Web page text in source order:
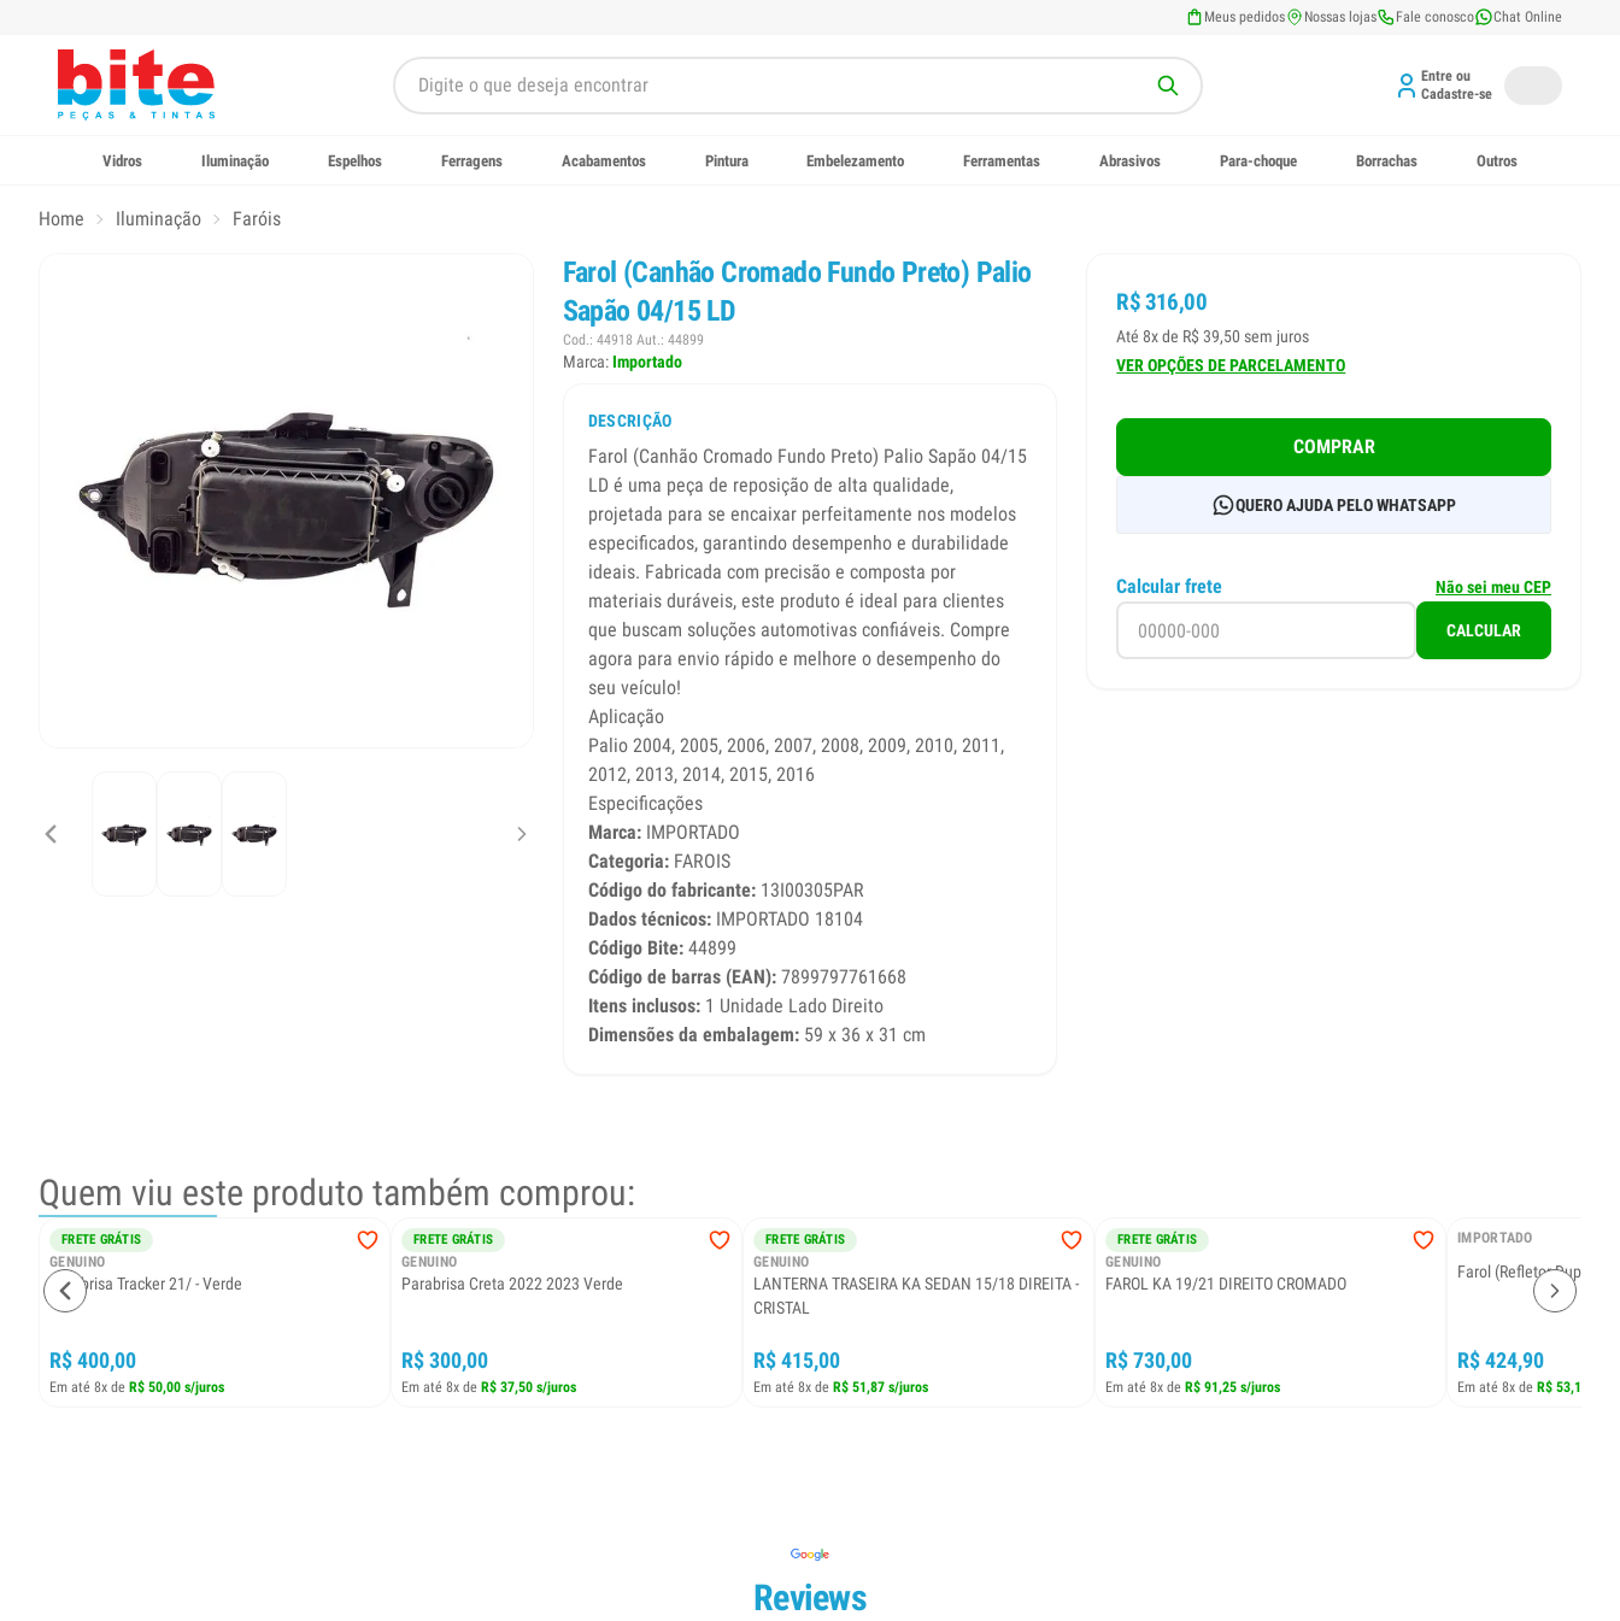
Meus pedidos Nossas lojas Fale conosco Chat Online
Entre ou
Cadastre-se
Vidros Iluminação Espelhos Ferragens Acabamentos Pintura Embelezamento Ferramentas Abrasivos Para-choque Borrachas Outros
Home Iluminação Faróis
Farol (Canhão Cromado Fundo Preto) Palio
Sapão 04/15 LD
Cod.: 44918 Aut.: 44899
Marca:Importado
DESCRIÇÃO
Farol (Canhão Cromado Fundo Preto) Palio Sapão 04/15
LD é uma peça de reposição de alta qualidade,
projetada para se encaixar perfeitamente nos modelos
especificados, garantindo desempenho e durabilidade
ideais. Fabricada com precisão e composta por
materiais duráveis, este produto é ideal para clientes
que buscam soluções automotivas confiáveis. Compre
agora para envio rápido e melhore o desempenho do
seu veículo!
Aplicação
Palio 2004, 2005, 2006, 2007, 2008, 2009, 2010, 2011,
2012, 2013, 2014, 2015, 2016
Especificações
Marca:IMPORTADO
Categoria:FAROIS
Código do fabricante:13I00305PAR
Dados técnicos:IMPORTADO 18104
Código Bite:44899
Código de barras (EAN):7899797761668
Itens inclusos:1 Unidade Lado Direito
Dimensões da embalagem:59 x 36 x 31 cm
R$ 316,00
Até 8x de R$ 39,50 sem juros
VER OPÇÕES DE PARCELAMENTO
COMPRAR
QUERO AJUDA PELO WHATSAPP
Calcular frete Não sei meu CEP
CALCULAR
Quem viu este produto também comprou:
FRETE GRÁTIS
GENUINO
Parabrisa Tracker 21/ - Verde
R$ 400,00
Em até 8x de R$ 50,00 s/juros
FRETE GRÁTIS
GENUINO
Parabrisa Creta 2022 2023 Verde
R$ 300,00
Em até 8x de R$ 37,50 s/juros
FRETE GRÁTIS
GENUINO
LANTERNA TRASEIRA KA SEDAN 15/18 DIREITA -
CRISTAL
R$ 415,00
Em até 8x de R$ 51,87 s/juros
FRETE GRÁTIS
GENUINO
FAROL KA 19/21 DIREITO CROMADO
R$ 730,00
Em até 8x de R$ 91,25 s/juros
IMPORTADO
R$ 424,90
Em até 8x de R$ 53,11 s/
Reviews